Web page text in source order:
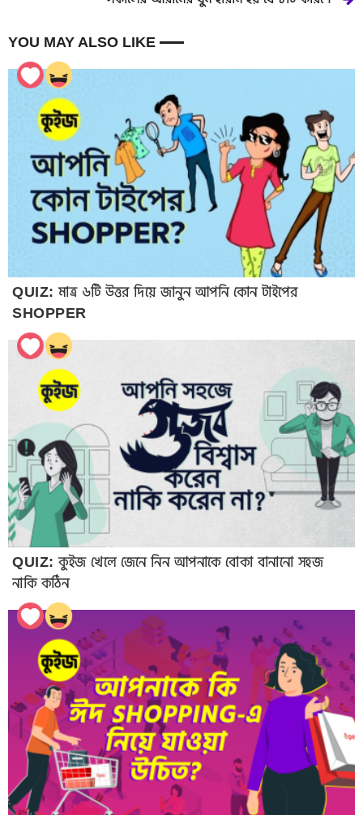
YOU MAY ALSO LIKE
QUIZ: মাত্র ৬টি উত্তর দিয়ে জানুন আপনি কোন টাইপের
SHOPPER
QUIZ: কুইজ খেলে জেনে নিন আপনাকে বোকা বানানো সহজ
নাকি কঠিন